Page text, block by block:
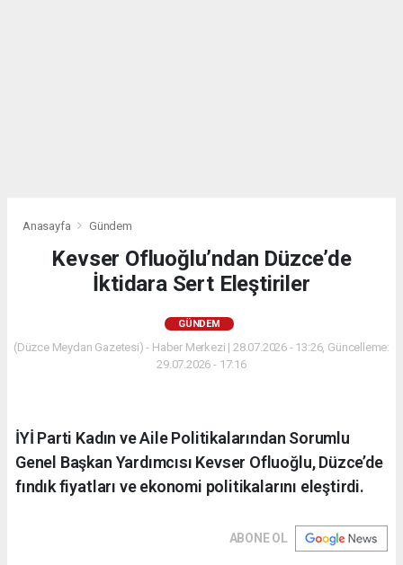
Anasayfa Gündem
Kevser Ofluoğlu’ndan Düzce’de
İktidara Sert Eleştiriler
GÜNDEM
(Düzce Meydan Gazetesi) - Haber Merkezi | 28.07.2026 - 13:26, Güncelleme:
29.07.2026 - 17:16
İYİ Parti Kadın ve Aile Politikalarından Sorumlu
Genel Başkan Yardımcısı Kevser Ofluoğlu, Düzce’de
fındık fiyatları ve ekonomi politikalarını eleştirdi.
ABONE OL